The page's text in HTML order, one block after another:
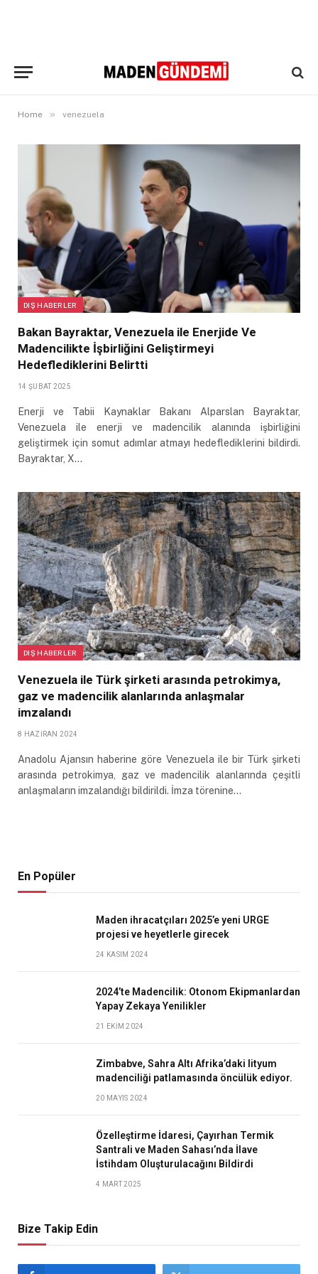
Home » venezuela
DIŞ HABERLER
Bakan Bayraktar, Venezuela ile Enerjide Ve
Madencilikte İşbirliğini Geliştirmeyi
Hedeflediklerini Belirtti
14 ŞUBAT 2025
Enerji ve Tabii Kaynaklar Bakanı Alparslan Bayraktar,
Venezuela ile enerji ve madencilik alanında işbirliğini
geliştirmek için somut adımlar atmayı hedeflediklerini bildirdi.
Bayraktar, X…
DIŞ HABERLER
Venezuela ile Türk şirketi arasında petrokimya,
gaz ve madencilik alanlarında anlaşmalar
imzalandı
8 HAZIRAN 2024
Anadolu Ajansın haberine göre Venezuela ile bir Türk şirketi
arasında petrokimya, gaz ve madencilik alanlarında çeşitli
anlaşmaların imzalandığı bildirildi. İmza törenine…
En Popüler
Maden ihracatçıları 2025’e yeni URGE
projesi ve heyetlerle girecek
24 KASIM 2024
2024’te Madencilik: Otonom Ekipmanlardan
Yapay Zekaya Yenilikler
21 EKIM 2024
Zimbabve, Sahra Altı Afrika’daki lityum
madenciliği patlamasında öncülük ediyor.
20 MAYIS 2024
Özelleştirme İdaresi, Çayırhan Termik
Santrali ve Maden Sahası’nda İlave
İstihdam Oluşturulacağını Bildirdi
4 MART 2025
Bize Takip Edin